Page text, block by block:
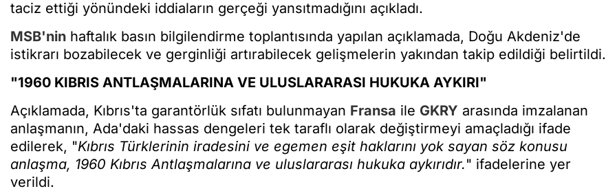
taciz ettiği yönündeki iddiaların gerçeği yansıtmadığını açıkladı.
MSB'nin haftalık basın bilgilendirme toplantısında yapılan açıklamada, Doğu Akdeniz'de
istikrarı bozabilecek ve gerginliği artırabilecek gelişmelerin yakından takip edildiği belirtildi.
"1960 KIBRIS ANTLAŞMALARINA VE ULUSLARARASI HUKUKA AYKIRI"
Açıklamada, Kıbrıs'ta garantörlük sıfatı bulunmayan Fransa ile GKRY arasında imzalanan
anlaşmanın, Ada'daki hassas dengeleri tek taraflı olarak değiştirmeyi amaçladığı ifade
edilerek, "Kıbrıs Türklerinin iradesini ve egemen eşit haklarını yok sayan söz konusu
anlaşma, 1960 Kıbrıs Antlaşmalarına ve uluslararası hukuka aykırıdır." ifadelerine yer
verildi.